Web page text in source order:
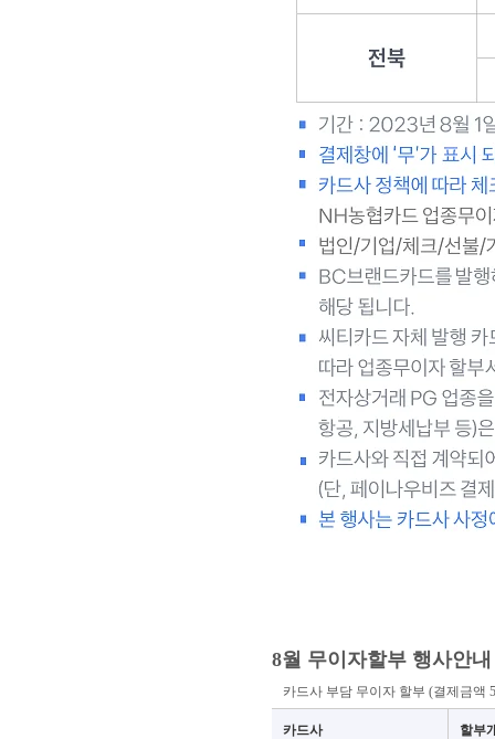
8월 무이자할부 행사안내
카드사 부담 무이자 할부 (결제금액
카드사 할부